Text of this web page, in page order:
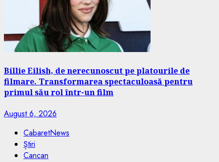
Billie Eilish, de nerecunoscut pe platourile de
filmare. Transformarea spectaculoasă pentru
primul său rol într-un film
August 6, 2026
CabaretNews
Știri
Cancan